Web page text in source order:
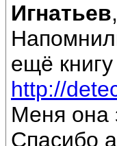
Игнатьев
ещё
http://
Меня она
Спасибо